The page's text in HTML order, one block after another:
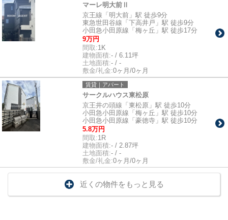
マーレ明大前Ⅱ
京王線「明大前」駅 徒歩9分
東急世田谷線「下高井戸」駅 徒歩9分
小田急小田原線「梅ヶ丘」駅 徒歩17分
9万円
間取:1K
建物面積:- / 6.11坪
土地面積:- / -
敷金/礼金:0ヶ月/0ヶ月
賃貸｜アパート
サークルハウス東松原
京王井の頭線「東松原」駅 徒歩10分
小田急小田原線「梅ヶ丘」駅 徒歩10分
小田急小田原線「豪徳寺」駅 徒歩10分
5.8万円
間取:1R
建物面積:- / 2.87坪
土地面積:- / -
敷金/礼金:0ヶ月/0ヶ月
近くの物件をもっと見る